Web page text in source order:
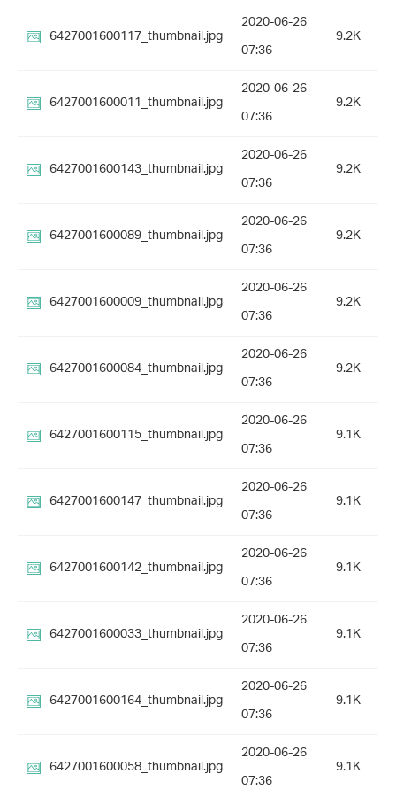
6427001600117_thumbnail.jpg
2020-06-26
07:36
9.2K
6427001600011_thumbnail.jpg
2020-06-26
07:36
9.2K
6427001600143_thumbnail.jpg
2020-06-26
07:36
9.2K
6427001600089_thumbnail.jpg
2020-06-26
07:36
9.2K
6427001600009_thumbnail.jpg
2020-06-26
07:36
9.2K
6427001600084_thumbnail.jpg
2020-06-26
07:36
9.2K
6427001600115_thumbnail.jpg
2020-06-26
07:36
9.1K
6427001600147_thumbnail.jpg
2020-06-26
07:36
9.1K
6427001600142_thumbnail.jpg
2020-06-26
07:36
9.1K
6427001600033_thumbnail.jpg
2020-06-26
07:36
9.1K
6427001600164_thumbnail.jpg
2020-06-26
07:36
9.1K
6427001600058_thumbnail.jpg
2020-06-26
07:36
9.1K